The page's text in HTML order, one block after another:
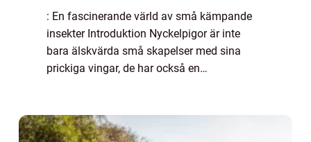
: En fascinerande värld av små kämpande
insekter Introduktion Nyckelpigor är inte
bara älskvärda små skapelser med sina
prickiga vingar, de har också en
grundlig öve...